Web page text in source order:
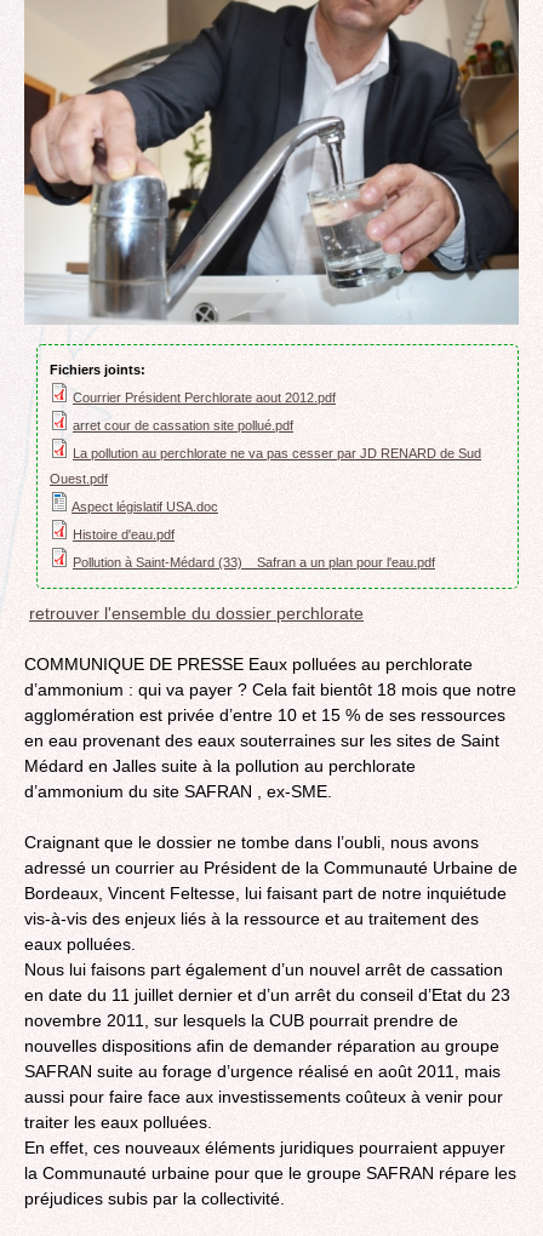
Fichiers joints:
Courrier Président Perchlorate aout 2012.pdf
arret cour de cassation site pollué.pdf
La pollution au perchlorate ne va pas cesser par JD RENARD de Sud
Ouest.pdf
Aspect législatif USA.doc
Histoire d'eau.pdf
Pollution à Saint-Médard (33) _ Safran a un plan pour l'eau.pdf
retrouver l'ensemble du dossier perchlorate
COMMUNIQUE DE PRESSE Eaux polluées au perchlorate
d’ammonium : qui va payer ? Cela fait bientôt 18 mois que notre
agglomération est privée d’entre 10 et 15 % de ses ressources
en eau provenant des eaux souterraines sur les sites de Saint
Médard en Jalles suite à la pollution au perchlorate
d’ammonium du site SAFRAN , ex-SME.
Craignant que le dossier ne tombe dans l’oubli, nous avons
adressé un courrier au Président de la Communauté Urbaine de
Bordeaux, Vincent Feltesse, lui faisant part de notre inquiétude
vis-à-vis des enjeux liés à la ressource et au traitement des
eaux polluées.
Nous lui faisons part également d’un nouvel arrêt de cassation
en date du 11 juillet dernier et d’un arrêt du conseil d’Etat du 23
novembre 2011, sur lesquels la CUB pourrait prendre de
nouvelles dispositions afin de demander réparation au groupe
SAFRAN suite au forage d’urgence réalisé en août 2011, mais
aussi pour faire face aux investissements coûteux à venir pour
traiter les eaux polluées.
En effet, ces nouveaux éléments juridiques pourraient appuyer
la Communauté urbaine pour que le groupe SAFRAN répare les
préjudices subis par la collectivité.